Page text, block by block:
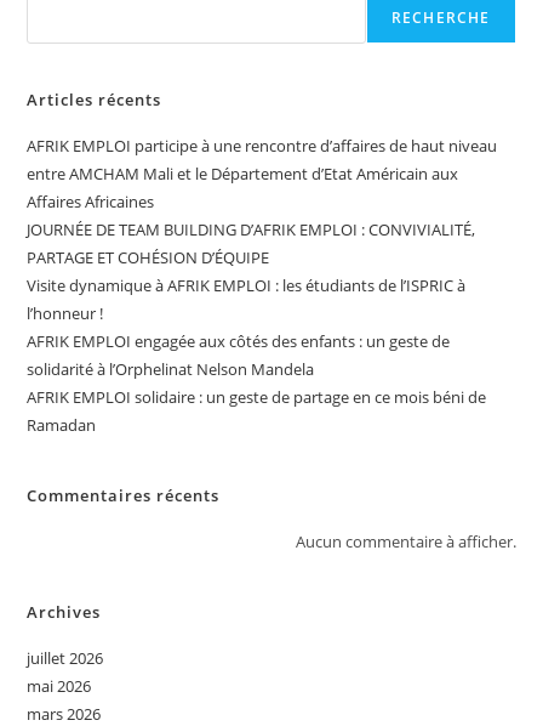
RECHERCHE
Articles récents
AFRIK EMPLOI participe à une rencontre d’affaires de haut niveau
entre AMCHAM Mali et le Département d’Etat Américain aux
Affaires Africaines
JOURNÉE DE TEAM BUILDING D’AFRIK EMPLOI : CONVIVIALITÉ,
PARTAGE ET COHÉSION D’ÉQUIPE
Visite dynamique à AFRIK EMPLOI : les étudiants de l’ISPRIC à
l’honneur !
AFRIK EMPLOI engagée aux côtés des enfants : un geste de
solidarité à l’Orphelinat Nelson Mandela
AFRIK EMPLOI solidaire : un geste de partage en ce mois béni de
Ramadan
Commentaires récents
Aucun commentaire à afficher.
Archives
juillet 2026
mai 2026
mars 2026